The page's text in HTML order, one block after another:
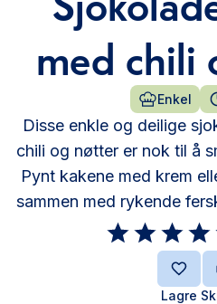
med chili
Enkel
Disse enkle og deilige
chili og nøtter er nok til å
Pynt kakene med krem
sammen med rykende
Lagre